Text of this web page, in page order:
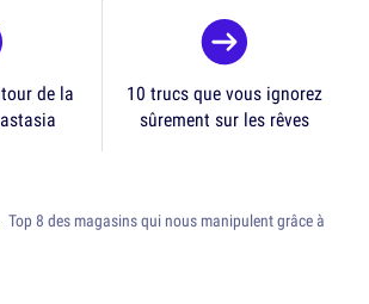
de la
10 trucs que vous ignorez
sûrement sur les rêves
Top 8 des magasins qui nous manipulent grâce à